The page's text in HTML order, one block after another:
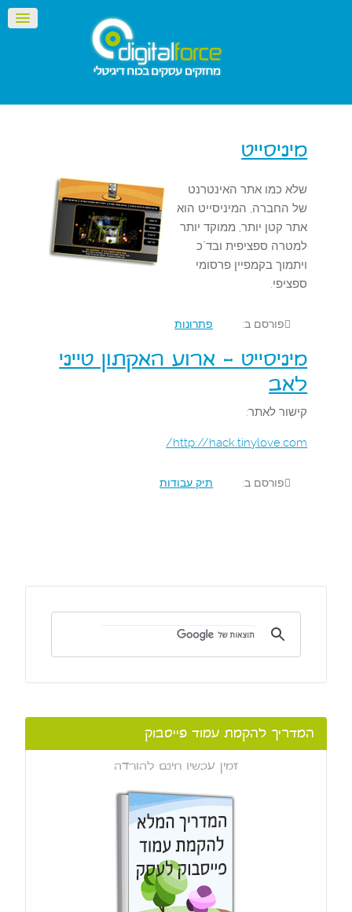
מיניסייט
שלא כמו אתר האינטרנט
של החברה, המיניסייט הוא
אתר קטן יותר, ממוקד יותר
למטרה ספציפית ובד"כ
ויתמוך בקמפיין פרסומי
ספציפי.
פורסם ב: פתרונות
מיניסייט - ארוע האקתון טייני
לאב
קישור לאתר:
http://hack.tinylove.com/
פורסם ב: תיק עבודות
המדריך להקמת עמוד פייסבוק
זמין עכשיו חינם להורדה